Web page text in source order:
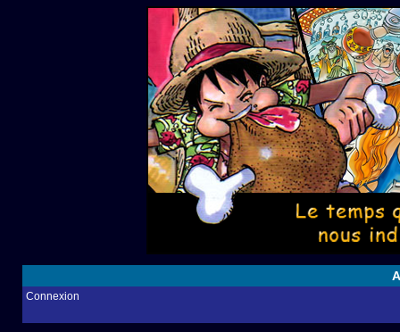
Connexion